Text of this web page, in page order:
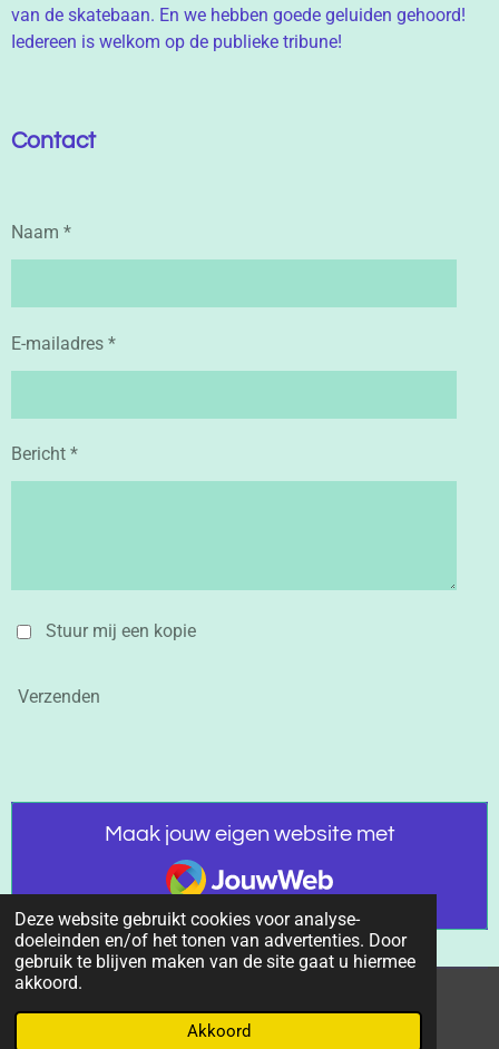
Deze website gebruikt cookies voor analyse-
doeleinden en/of het tonen van advertenties. Door
gebruik te blijven maken van de site gaat u hiermee
akkoord.
Akkoord
van de skatebaan. En we hebben goede geluiden gehoord!
Iedereen is welkom op de publieke tribune!
Contact
Naam *
E-mailadres *
Bericht *
Stuur mij een kopie
Verzenden
Maak jouw eigen website met
JouwWeb